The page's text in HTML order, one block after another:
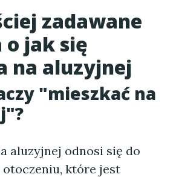
zadawane
jak się
na aluzyjnej
"mieszkać na
aluzyjnej odnosi się do
które jest